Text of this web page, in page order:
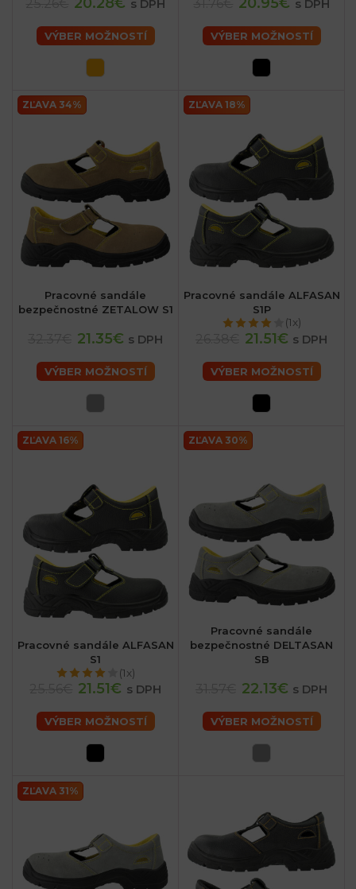
s DPH
VÝBER MOŽNOSTÍ
s DPH
VÝBER MOŽNOSTÍ
ZĽAVA 34%
Pracovné sandále
bezpečnostné ZETALOW S1
21.35€ s DPH
VÝBER MOŽNOSTÍ
ZĽAVA 18%
Pracovné sandále ALFASAN
S1P
(1x)
21.51€ s DPH
VÝBER MOŽNOSTÍ
ZĽAVA 16%
Pracovné sandále ALFASAN
S1
(1x)
21.51€ s DPH
VÝBER MOŽNOSTÍ
ZĽAVA 30%
Pracovné sandále
bezpečnostné DELTASAN
SB
22.13€ s DPH
VÝBER MOŽNOSTÍ
ZĽAVA 31%